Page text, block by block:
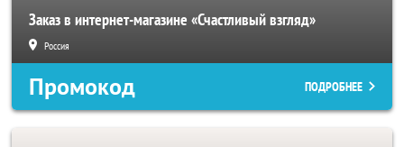
Заказ в интернет-магазине «Счастливый взгляд»
Россия
Промокод ПОДРОБНЕЕ